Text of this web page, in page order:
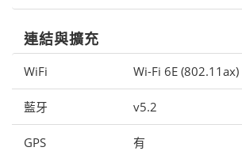
連結與擴充
WiFi Wi-Fi 6E (802.11ax)
藍牙 v5.2
GPS 有